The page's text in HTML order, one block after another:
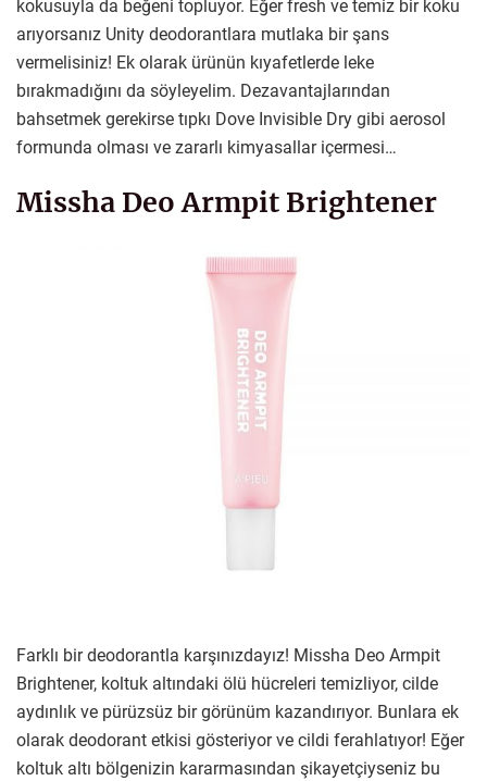
kokusuyla da beğeni topluyor. Eğer fresh ve temiz bir koku
arıyorsanız Unity deodorantlara mutlaka bir şans
vermelisiniz! Ek olarak ürünün kıyafetlerde leke
bırakmadığını da söyleyelim. Dezavantajlarından
bahsetmek gerekirse tıpkı Dove Invisible Dry gibi aerosol
formunda olması ve zararlı kimyasallar içermesi…
Missha Deo Armpit Brightener
Farklı bir deodorantla karşınızdayız! Missha Deo Armpit
Brightener, koltuk altındaki ölü hücreleri temizliyor, cilde
aydınlık ve pürüzsüz bir görünüm kazandırıyor. Bunlara ek
olarak deodorant etkisi gösteriyor ve cildi ferahlatıyor! Eğer
koltuk altı bölgenizin kararmasından şikayetçiyseniz bu